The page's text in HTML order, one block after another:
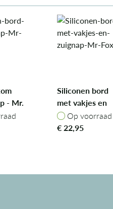
- Mr.
Siliconen bord
met vakjes en
zuignap - Mr. Fox
Op voorraad
Op voorraad
€22,95